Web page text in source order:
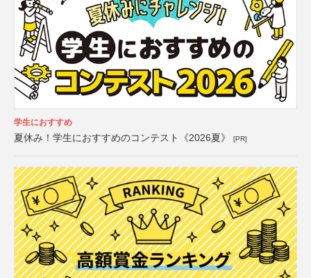
学生におすすめ
夏休み！学生におすすめのコンテスト《2026夏》 [PR]